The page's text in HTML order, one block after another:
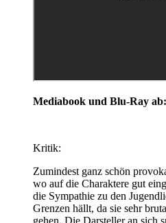
Mediabook und Blu-Ray ab:
Kritik:
Zumindest ganz schön
wo auf die Charaktere gut
die Sympathie zu den
Grenzen hällt, da sie sehr
gehen. Die Darsteller an sich